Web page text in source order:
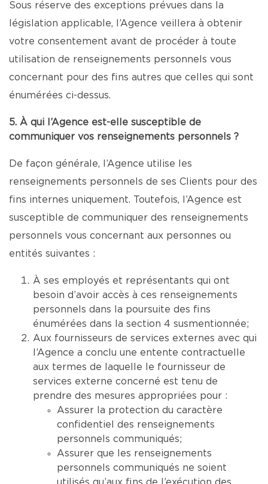
Sous réserve des exceptions prévues dans la
législation applicable, l’Agence veillera à obtenir
votre consentement avant de procéder à toute
utilisation de renseignements personnels vous
concernant pour des fins autres que celles qui sont
énumérées ci-dessus.
5. À qui l’Agence est-elle susceptible de
communiquer vos renseignements personnels ?
De façon générale, l’Agence utilise les
renseignements personnels de ses Clients pour des
fins internes uniquement. Toutefois, l’Agence est
susceptible de communiquer des renseignements
personnels vous concernant aux personnes ou
entités suivantes :
À ses employés et représentants qui ont
besoin d’avoir accès à ces renseignements
personnels dans la poursuite des fins
énumérées dans la section 4 susmentionnée;
Aux fournisseurs de services externes avec qui
l’Agence a conclu une entente contractuelle
aux termes de laquelle le fournisseur de
services externe concerné est tenu de
prendre des mesures appropriées pour :
Assurer la protection du caractère
confidentiel des renseignements
personnels communiqués;
Assurer que les renseignements
personnels communiqués ne soient